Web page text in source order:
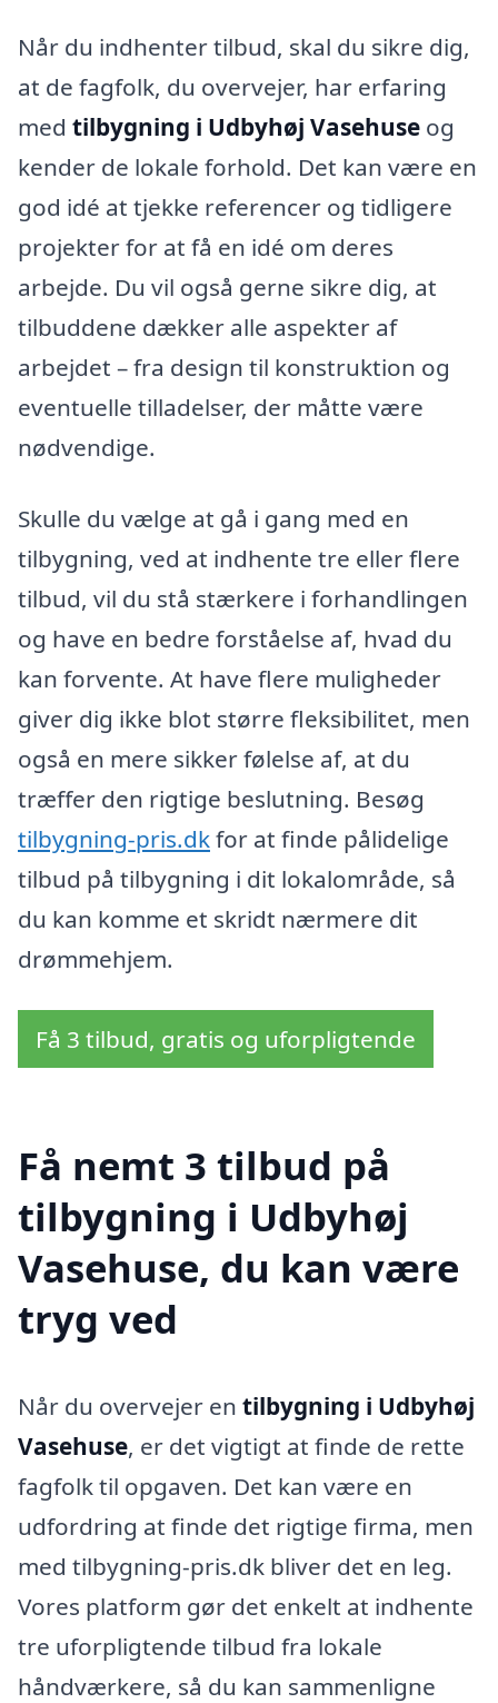
Når du indhenter tilbud, skal du sikre dig,
at de fagfolk, du overvejer, har erfaring
med tilbygning i Udbyhøj Vasehuse og
kender de lokale forhold. Det kan være en
god idé at tjekke referencer og tidligere
projekter for at få en idé om deres
arbejde. Du vil også gerne sikre dig, at
tilbuddene dækker alle aspekter af
arbejdet – fra design til konstruktion og
eventuelle tilladelser, der måtte være
nødvendige.
Skulle du vælge at gå i gang med en
tilbygning, ved at indhente tre eller flere
tilbud, vil du stå stærkere i forhandlingen
og have en bedre forståelse af, hvad du
kan forvente. At have flere muligheder
giver dig ikke blot større fleksibilitet, men
også en mere sikker følelse af, at du
træffer den rigtige beslutning. Besøg
tilbygning-pris.dkfor at finde pålidelige
tilbud på tilbygning i dit lokalområde, så
du kan komme et skridt nærmere dit
drømmehjem.
Få 3 tilbud, gratis og uforpligtende
Få nemt 3 tilbud på
tilbygning i Udbyhøj
Vasehuse, du kan være
tryg ved
Når du overvejer en tilbygning i Udbyhøj
Vasehuse, er det vigtigt at finde de rette
fagfolk til opgaven. Det kan være en
udfordring at finde det rigtige firma, men
med tilbygning-pris.dk bliver det en leg.
Vores platform gør det enkelt at indhente
tre uforpligtende tilbud fra lokale
håndværkere, så du kan sammenligne